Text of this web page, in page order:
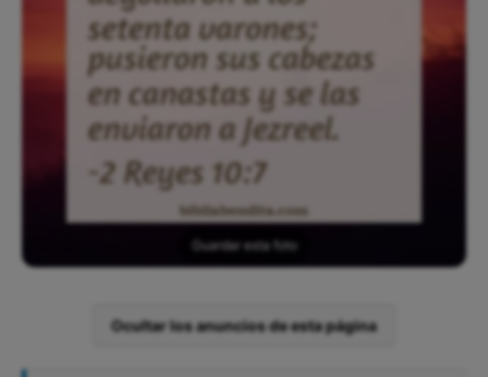
Guardar esta foto
Ocultar los anuncios de esta página